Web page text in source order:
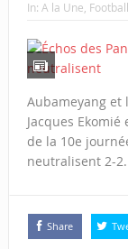
In: A la Une Football
Aubameyang et
Jacques
de la 10e
neutralisent 2-
Share